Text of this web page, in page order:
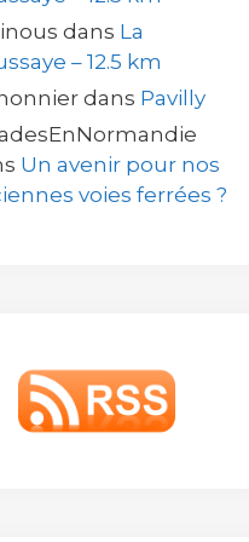
dans La
– 12.5 km
dans Pavilly
Un avenir pour nos
voies ferrées ?